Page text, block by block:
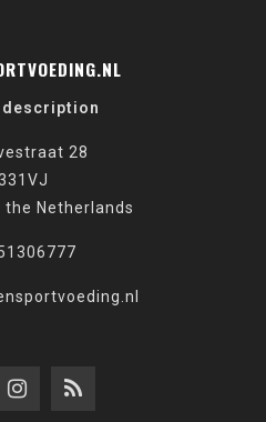
28
Netherlands